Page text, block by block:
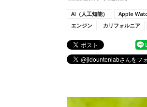
AI（人工知能） Apple
エンジン
カリフォルニア